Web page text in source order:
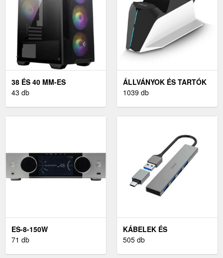
38 ÉS 40 MM-ES
43 db
ÁLLVÁNYOK ÉS TARTÓK
1039 db
ES-8-150W
71 db
KÁBELEK ÉS
TARTOZÉKOK
505 db